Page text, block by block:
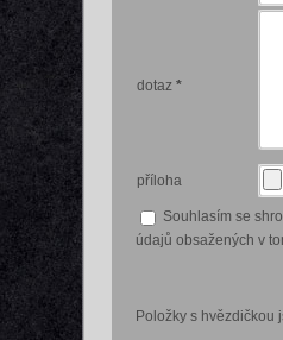
dotaz *
příloha
Souhlasím se
údajů obsažených v
Položky s hvězdičkou